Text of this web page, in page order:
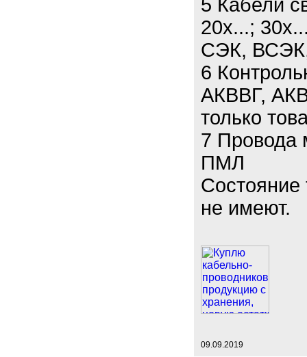
5 Кабели
20х...;
СЭК,
6
АКВВГ,
только
7
ПМЛ
Состояние
не имеют.
09.09.2019